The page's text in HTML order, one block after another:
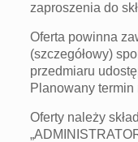
zaproszenia do
Oferta powinna
(szczegółowy)
przedmiaru
Planowany
Oferty należy